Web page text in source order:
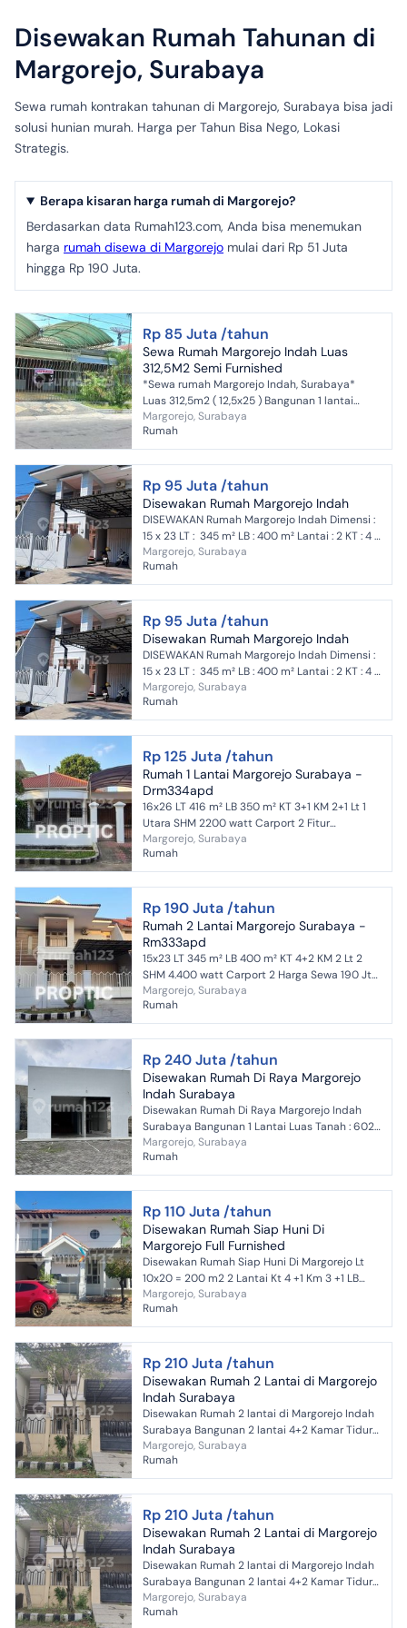
Disewakan Rumah Tahunan di
Margorejo, Surabaya
Sewa rumah kontrakan tahunan di Margorejo, Surabaya bisa jadi
solusi hunian murah. Harga per Tahun Bisa Nego, Lokasi
Strategis.
Berapa kisaran harga rumah di Margorejo?
Berdasarkan data Rumah123.com, Anda bisa menemukan
harga rumah disewa di Margorejo mulai dari Rp 51 Juta
hingga Rp 190 Juta.
Rp 85 Juta /tahun
Sewa Rumah Margorejo Indah Luas
312,5M2 Semi Furnished
*Sewa rumah Margorejo Indah, Surabaya*
Luas 312,5m2 ( 12,5x25 ) Bangunan 1 lantai
Kamar Tidur 4+1 Kamar Mandi 2+1 AC+ Water
heater Carpot 2 mobil+...
Margorejo, Surabaya
Rumah
Rp 95 Juta /tahun
Disewakan Rumah Margorejo Indah
DISEWAKAN Rumah Margorejo Indah Dimensi :
15 x 23 LT : 345 m² LB : 400 m² Lantai : 2 KT : 4 +
Margorejo, Surabaya
Rumah
Rp 95 Juta /tahun
Disewakan Rumah Margorejo Indah
DISEWAKAN Rumah Margorejo Indah Dimensi :
15 x 23 LT : 345 m² LB : 400 m² Lantai : 2 KT : 4 +
Margorejo, Surabaya
Rumah
Rp 125 Juta /tahun
Rumah 1 Lantai Margorejo Surabaya -
Drm334apd
16x26 LT 416 m² LB 350 m² KT 3+1 KM 2+1 Lt 1
Utara SHM 2200 watt Carport 2 Fitur
unggulan: - Siap Huni. - Dekat Pusat
Margorejo, Surabaya
Rumah
Rp 190 Juta /tahun
Rumah 2 Lantai Margorejo Surabaya -
Rm333apd
15x23 LT 345 m² LB 400 m² KT 4+2 KM 2 Lt 2
SHM 4.400 watt Carport 2 Harga Sewa 190 Jt
nego tipis Contact me : Andre Proptic
Diamond WA / HP : ...
Margorejo, Surabaya
Rumah
Rp 240 Juta /tahun
Disewakan Rumah Di Raya Margorejo
Indah Surabaya
Disewakan Rumah Di Raya Margorejo Indah
Surabaya Bangunan 1 Lantai Luas Tanah : 602
m2 Luas Bangunan : Full Dimensi : 20x30
Margorejo, Surabaya
Rumah
Rp 110 Juta /tahun
Disewakan Rumah Siap Huni Di
Margorejo Full Furnished
Disewakan Rumah Siap Huni Di Margorejo Lt
10x20 = 200 m2 2 Lantai Kt 4 +1 Km 3 +1 LB
kira2 150 m2, listrik token 4400 w, Full
furnished Hdp Uta...
Margorejo, Surabaya
Rumah
Rp 210 Juta /tahun
Disewakan Rumah 2 Lantai di Margorejo
Indah Surabaya
Disewakan Rumah 2 lantai di Margorejo Indah
Surabaya Bangunan 2 lantai 4+2 Kamar Tidur
2 Kamar Mandi Luas Tanah 345 m2 Luas
Bangunan 400 m2 Dimens...
Margorejo, Surabaya
Rumah
Rp 210 Juta /tahun
Disewakan Rumah 2 Lantai di Margorejo
Indah Surabaya
Disewakan Rumah 2 lantai di Margorejo Indah
Surabaya Bangunan 2 lantai 4+2 Kamar Tidur
2 Kamar Mandi Luas Tanah 345 m2 Luas
Bangunan 400 m2 Dimens...
Margorejo, Surabaya
Rumah